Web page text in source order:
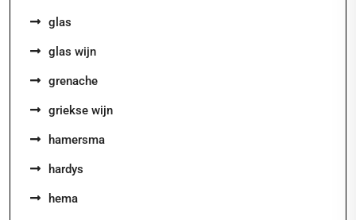
glas
glas wijn
grenache
griekse wijn
hamersma
hardys
hema